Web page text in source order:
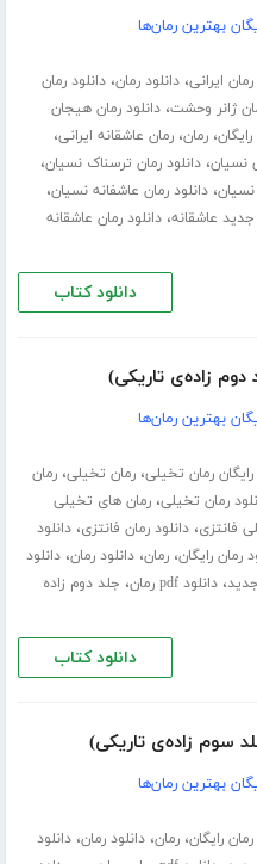
بهترین رمان‌ها
رمان ایرانی،دانلود رمان،دانلود رمان
ژانر وحشت،دانلود رمان هیجان
،رمان،رمان عاشقانه ایرانی،
نسیان،دانلود رمان ترسناک نسیان،
نسیان،دانلود رمان عاشفانه نسیان،
جدید عاشقانه،دانلود رمان عاشقانه
دانلود کتاب
دوم زاده‌ی تاریکی)
بهترین رمان‌ها
رایگان رمان تخیلی،رمان تخیلی،رمان
رمان تخیلی،رمان های تخیلی
فانتزی،دانلود رمان فانتزی،دانلود
رمان رایگان،رمان،دانلود رمان،دانلود
،دانلود pdf رمان ، جلد دوم زاده
دانلود کتاب
سوم زاده‌ی تاریکی)
بهترین رمان‌ها
رمان رایگان،رمان،دانلود رمان،دانلود